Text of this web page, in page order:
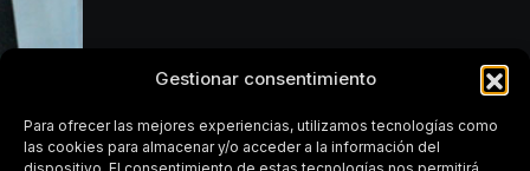
Gestionar consentimiento
Para ofrecer las mejores experiencias, utilizamos tecnologías como
las cookies para almacenar y/o acceder a la información del
escalar
y